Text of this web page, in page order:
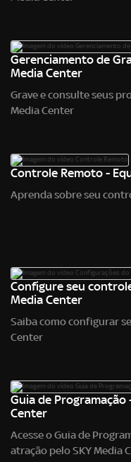
Gerenciamento de
Media Center
Grave e consulte seus
Media Center
Controle Remoto -
Aprenda sobre seu
Configure seu
Media Center
Saiba como configurar
Center
Guia de Programação
Center
Acesse o Guia de
atração pelo SKY Media